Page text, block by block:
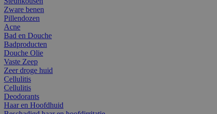
Zware benen
Pillendozen
Acne
Bad en Douche
Badproducten
Douche Olie
Vaste Zeep
Zeer droge huid
Cellulitis
Cellulitis
Deodorants
Haar en Hoofdhuid